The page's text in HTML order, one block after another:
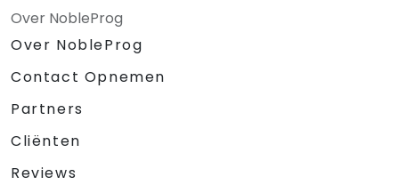
Over NobleProg
Over NobleProg
Contact Opnemen
Partners
Cliënten
Reviews